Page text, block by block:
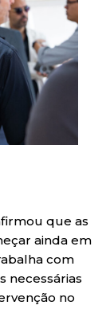
que as
ainda em
com
necessárias
no